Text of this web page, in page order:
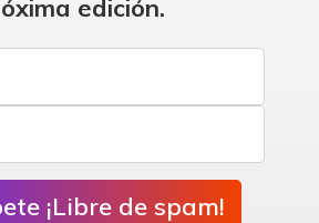
edición.
¡Libre de spam!